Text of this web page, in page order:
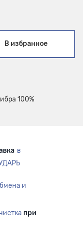
В избранное
100%
в
и
при